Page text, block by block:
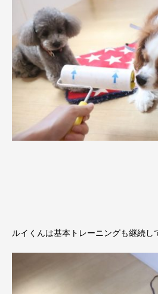
ルイくんは基本トレーニングも継続し